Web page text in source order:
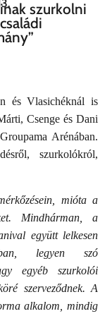
szurkolni
és Vlasichéknál is
Csenge és Dani
Arénában.
szurkolókról,
mióta a
Mindhárman, a
együtt lelkesen
legyen szó
egyéb szurkolói
szerveződnek. A
alkalom, mindig